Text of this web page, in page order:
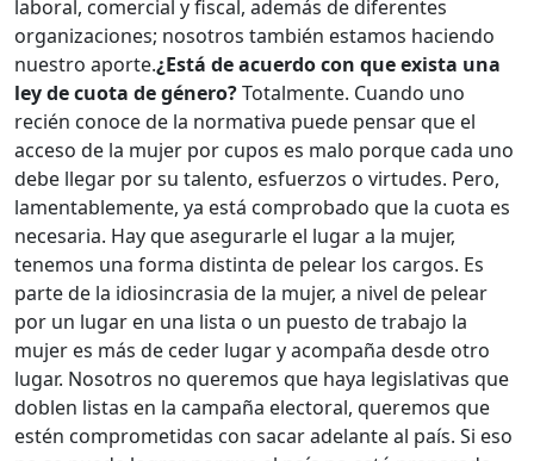
laboral, comercial y fiscal, además de diferentes
organizaciones; nosotros también estamos haciendo
nuestro aporte.¿Está de acuerdo con que exista una
ley de cuota de género?Totalmente. Cuando uno
recién conoce de la normativa puede pensar que el
acceso de la mujer por cupos es malo porque cada uno
debe llegar por su talento, esfuerzos o virtudes. Pero,
lamentablemente, ya está comprobado que la cuota es
necesaria. Hay que asegurarle el lugar a la mujer,
tenemos una forma distinta de pelear los cargos. Es
parte de la idiosincrasia de la mujer, a nivel de pelear
por un lugar en una lista o un puesto de trabajo la
mujer es más de ceder lugar y acompaña desde otro
lugar. Nosotros no queremos que haya legislativas que
doblen listas en la campaña electoral, queremos que
estén comprometidas con sacar adelante al país. Si eso